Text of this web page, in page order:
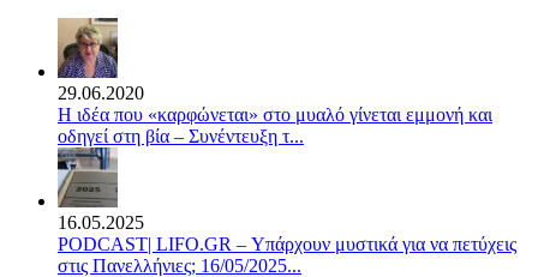
29.06.2020
Η ιδέα που «καρφώνεται» στο μυαλό γίνεται εμμονή και
οδηγεί στη βία – Συνέντευξη τ...
16.05.2025
PODCAST| LIFO.GR – Υπάρχουν μυστικά για να πετύχεις
στις Πανελλήνιες; 16/05/2025...